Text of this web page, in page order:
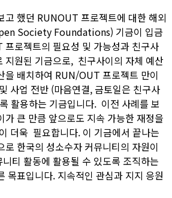
고 했던 RUNOUT 프로젝트에 대한 해외
Society Foundations) 기금이 입금
로젝트의 필요성 및 가능성과 친구사
지원된 기금으로, 친구사이의 자체 예산
을 배치하여 RUN/OUT 프로젝트 만이
사업 전반 (마음연결, 금토일은 친구사
활용하는 기금입니다. 이전 사례를 보
가 큰 만큼 앞으로도 지속 가능한 재정을
더욱 필요합니다. 이 기금에서 끝나는
로 한국의 성소수자 커뮤니티의 자원이
티 활동에 활용될 수 있도록 조직하는
목표입니다. 지속적인 관심과 지지 응원